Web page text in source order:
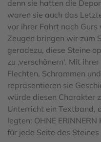
denn sie hatten die
waren sie auch das
vor ihrer Fahrt nach
Zeugen bringen wir zum
geradezu, diese Steine
zu ‚verschönern‘. Mit
Flechten, Schrammen
repräsentieren sie
würde diesen Charakter
Unterricht ein Textband,
legten: OHNE
für jede Seite des Steines